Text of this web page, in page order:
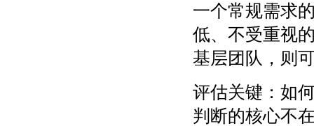
一个常规需求
低、不受重视
基层团队，则
评估关键：如
判断的核心不